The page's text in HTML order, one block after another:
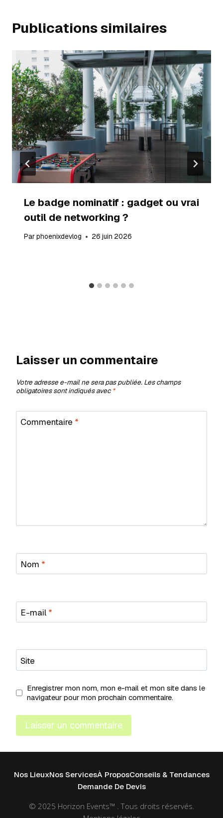
Publications similaires
Le badge nominatif : gadget ou vrai
outil de networking ?
Parphoenixdevlog 26 juin 2026
Laisser un commentaire
Votre adresse e-mail ne sera pas publiée. Les champs
obligatoires sont indiqués avec*
Commentaire *
Nom *
E-mail *
Site
Enregistrer mon nom, mon e-mail et mon site dans le
navigateur pour mon prochain commentaire.
Nos LieuxNos ServicesÀ ProposConseils & Tendances
Demande De Devis
© 2025 Horizon Events™ . Tous droits réservés.